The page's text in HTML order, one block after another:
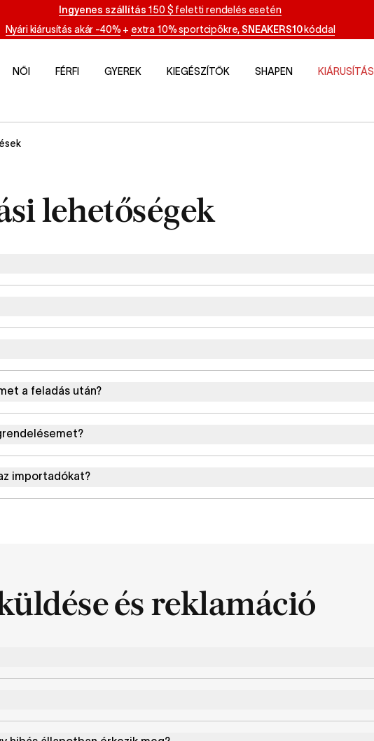
Ingyenes szállítás 150 $ feletti rendelés esetén
Nyári kiárusítás akár -40% + extra 10% sportcipőkre,SNEAKERS10 kóddal
NŐI FÉRFI GYEREK KIEGÉSZÍTŐK SHAPEN
KIÁRUSÍTÁS
lehetőségek
a feladás után?
importadókat?
és reklamáció